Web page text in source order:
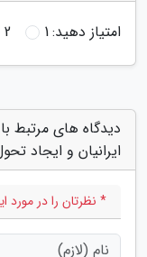
امتیاز دهید:1
2
دیدگاه های مرتبط
ایرانیان و ایجاد
* نظرتان را در مورد